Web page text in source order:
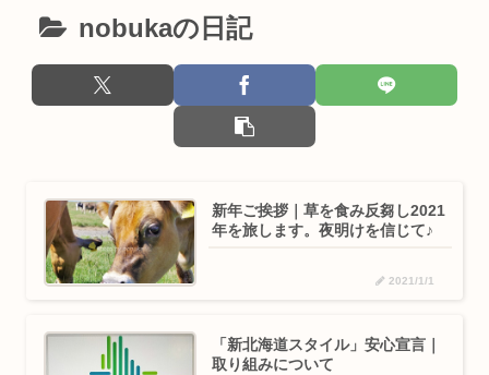
nobukaの日記
新年ご挨拶｜草を食み反芻し2021
年を旅します。夜明けを信じて♪
2021/1/1
「新北海道スタイル」安心宣言｜
取り組みについて